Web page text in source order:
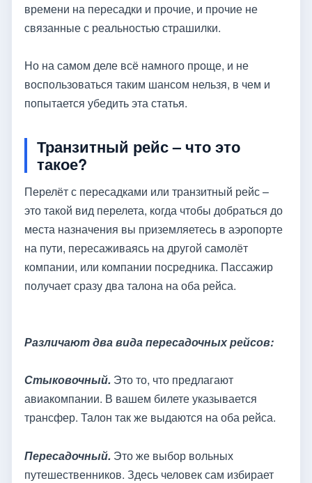
времени на пересадки и прочие, и прочие не
связанные с реальностью страшилки.
Но на самом деле всё намного проще, и не
воспользоваться таким шансом нельзя, в чем и
попытается убедить эта статья.
Транзитный рейс – что это
такое?
Перелёт с пересадками или транзитный рейс –
это такой вид перелета, когда чтобы добраться до
места назначения вы приземляетесь в аэропорте
на пути, пересаживаясь на другой самолёт
компании, или компании посредника. Пассажир
получает сразу два талона на оба рейса.
Различают два вида пересадочных рейсов:
Стыковочный. Это то, что предлагают
авиакомпании. В вашем билете указывается
трансфер. Талон так же выдаются на оба рейса.
Пересадочный. Это же выбор вольных
путешественников. Здесь человек сам избирает